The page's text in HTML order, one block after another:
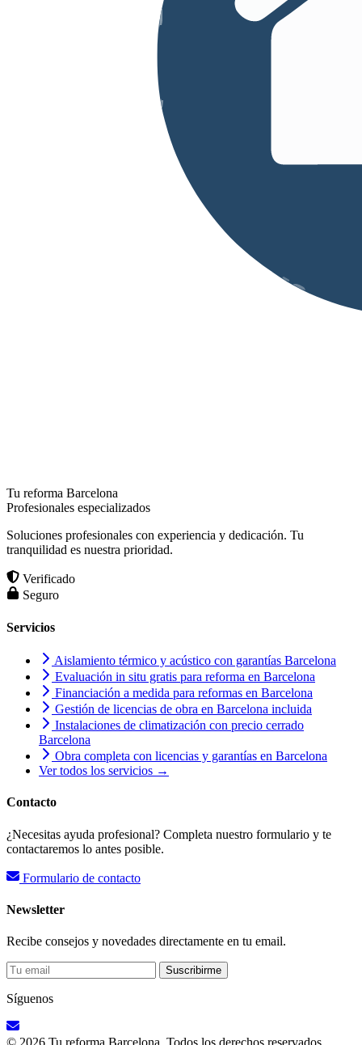
Tu reforma Barcelona
Profesionales especializados
Soluciones profesionales con experiencia y dedicación. Tu
tranquilidad es nuestra prioridad.
Verificado
Seguro
Servicios
Aislamiento térmico y acústico con garantías Barcelona
Evaluación in situ gratis para reforma en Barcelona
Financiación a medida para reformas en Barcelona
Gestión de licencias de obra en Barcelona incluida
Instalaciones de climatización con precio cerrado
Barcelona
Obra completa con licencias y garantías en Barcelona
Ver todos los servicios →
Contacto
¿Necesitas ayuda profesional? Completa nuestro formulario y te
contactaremos lo antes posible.
Formulario de contacto
Newsletter
Recibe consejos y novedades directamente en tu email.
Suscribirme
Síguenos
© 2026 Tu reforma Barcelona. Todos los derechos reservados.